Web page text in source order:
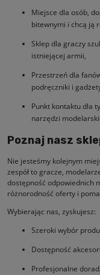
Miejsce dla osób,
bitewnymi i chcą ją
Sklep dla graczy
istniejącej armii,
Przestrzeń dla
podręczniki i
Punkt kontaktu dla
narzędzi
Poznaj nasz
Nie jesteśmy kolejnym
zespół to gracze,
dostępność odpowiednich
różnorodność oferty i
Wybierając nas, zyskujesz:
Szeroki wybór
Dostępność
Profesjonalne